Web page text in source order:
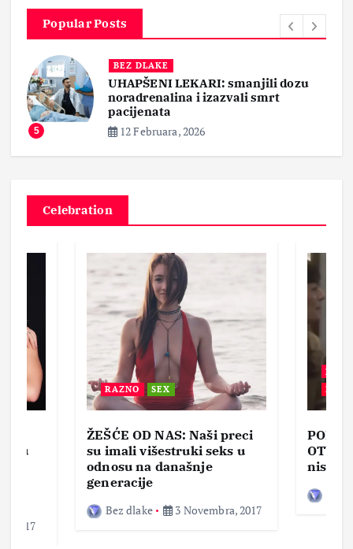
Popular Posts
5
BEZ DLAKE
UHAPŠENI LEKARI: smanjili dozu
noradrenalina i izazvali smrt
pacijenata
12 Februara, 2026
Celebration
u
2017
RAZNO SEX
ŽEŠĆE OD NAS: Naši preci
su imali višestruki seks u
odnosu na današnje
generacije
Bez dlake 3 Novembra, 2017
BEZ
nisam